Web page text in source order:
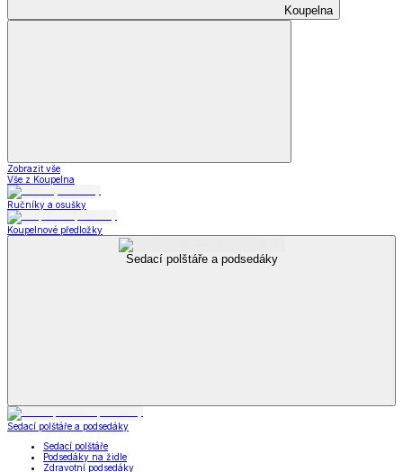
Koupelna
Zobrazit vše
Vše z Koupelna
Ručníky a osušky
Koupelnové předložky
Sedací polštáře a podsedáky
Sedací polštáře a podsedáky
Sedací polštáře
Podsedáky na židle
Zdravotní podsedáky